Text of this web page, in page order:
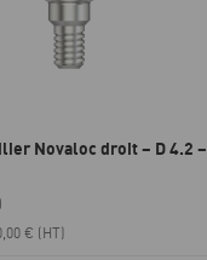
Novaloc droit – D 4.2 –
€ (HT)